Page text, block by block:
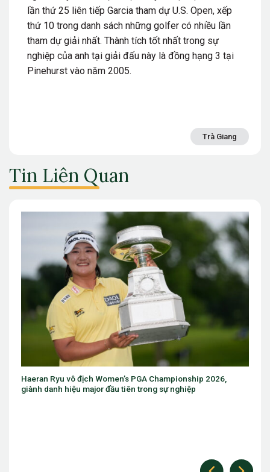
lần thứ 25 liên tiếp Garcia tham dự U.S. Open, xếp
thứ 10 trong danh sách những golfer có nhiều lần
tham dự giải nhất. Thành tích tốt nhất trong sự
nghiệp của anh tại giải đấu này là đồng hạng 3 tại
Pinehurst vào năm 2005.
Trà Giang
Tin Liên Quan
Championship 2026,
sự nghiệp
Eugenio Chacarra thắng bùng nổ tại
The Open